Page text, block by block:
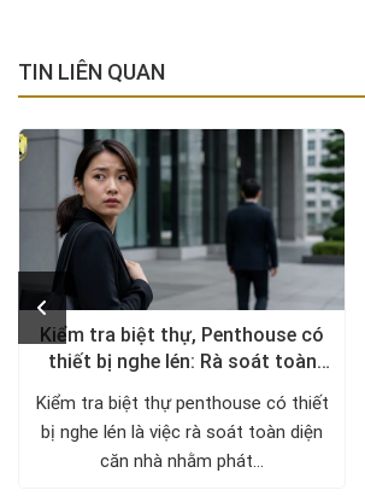
TIN LIÊN QUAN
Kiểm tra biệt thự, Penthouse có
thiết bị nghe lén: Rà soát toàn
Kiểm tra biệt thự penthouse có thiết
bị nghe lén là việc rà soát toàn diện
căn nhà nhằm phát...